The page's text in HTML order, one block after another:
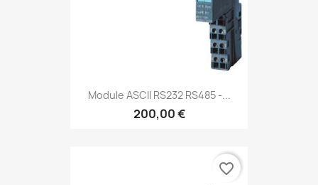
Module ASCII RS232 RS485 -...
200,00 €
favorite_border